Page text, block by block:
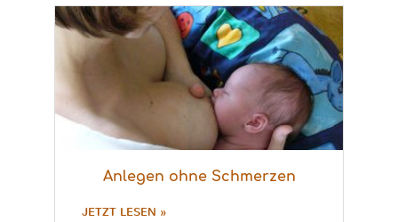
Anlegen ohne Schmerzen
JETZT LESEN »